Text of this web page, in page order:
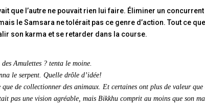
que l’autre ne pouvait rien lui faire. Éliminer un
le Samsara ne tolérait pas ce genre d’action. Tout ce
son karma et se retarder dans la course.
Amulettes ? tenta le moine.
le serpent. Quelle drôle d’idée!
que de collectionner des animaux. Et certaines ont plus de valeur que
pas une vision agréable, mais Bikkhu comprit au moins que son